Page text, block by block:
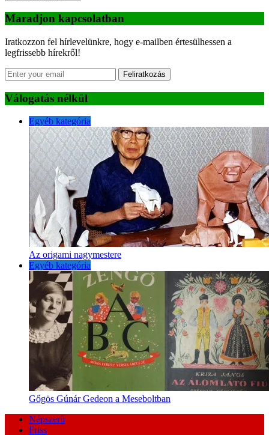
Maradjon kapcsolatban
Iratkozzon fel hírlevelünkre, hogy e-mailben értesülhessen a
legfrissebb hírekről!
Feliratkozás
Válogatás nélkül
Egyéb kategória
Az origami nagymestere
Egyéb kategória
Gőgös Gúnár Gedeon a Meseboltban
Népszerű
Friss